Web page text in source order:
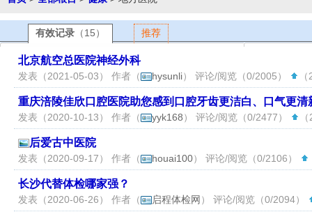
有效记录 （15） 推荐
北京航空总医院神经外科
发表（2021-05-03） 作者（ hysunli） 评论/阅览（0/2005）
重庆涪陵佳欣口腔医院助您感到口腔牙齿更洁白、口气更清
发表（2020-10-13） 作者（ yyk168） 评论/阅览（0/2477）
后爱古中医院
发表（2020-09-17） 作者（ houai100） 评论/阅览（0/2106）
长沙代替体检哪家强？
发表（2020-06-26） 作者（ 启程体检网 ） 评论/阅览（0/2094）